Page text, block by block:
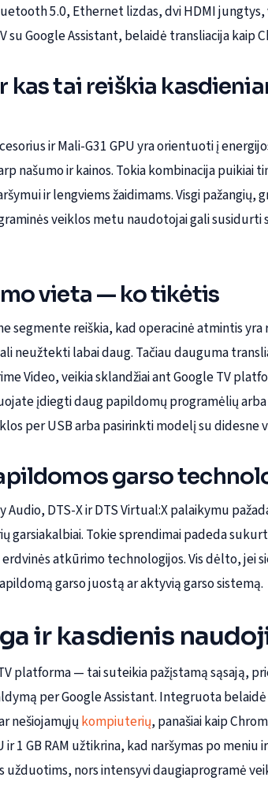
5.0, Ethernet lizdas, dvi HDMI jungtys,
su Google Assistant, belaidė transliacija kaip
kas tai reiškia
ir Mali-G31 GPU yra orientuoti į
našumo ir kainos. Tokia kombinacija puikiai
ir lengviems žaidimams. Visgi pažangių,
veiklos metu naudotojai gali susidurti
vieta — ko tikėtis
segmente reiškia, kad operacinė atmintis
neužtekti labai daug. Tačiau dauguma
Video, veikia sklandžiai ant Google TV
įdiegti daug papildomų programėlių
per USB arba pasirinkti modelį su didesne
garso
Audio, DTS-X ir DTS Virtual:X palaikymu
garsiakalbiai. Tokie sprendimai padeda
atkūrimo technologijos. Vis dėlto, jei
garso juostą ar aktyvią garso sistemą.
ir kasdienis
platforma — tai suteikia pažįstamą sąsają,
per Google Assistant. Integruota
nešiojamųjų kompiuterių, panašiai kaip
1 GB RAM užtikrina, kad naršymas po
užduotims, nors intensyvi daugiaprogramė